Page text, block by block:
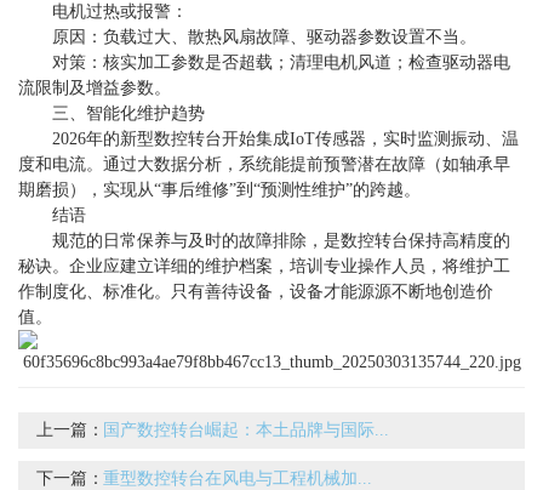
电机过热或报警：
原因：负载过大、散热风扇故障、驱动器参数设置不当。
对策：核实加工参数是否超载；清理电机风道；检查驱动器电
流限制及增益参数。
三、智能化维护趋势
2026年的新型数控转台开始集成IoT传感器，实时监测振动、温
度和电流。通过大数据分析，系统能提前预警潜在故障（如轴承早
期磨损），实现从“事后维修”到“预测性维护”的跨越。
结语
规范的日常保养与及时的故障排除，是数控转台保持高精度的
秘诀。企业应建立详细的维护档案，培训专业操作人员，将维护工
作制度化、标准化。只有善待设备，设备才能源源不断地创造价
值。
上一篇： 国产数控转台崛起：本土品牌与国际...
下一篇：重型数控转台在风电与工程机械加...